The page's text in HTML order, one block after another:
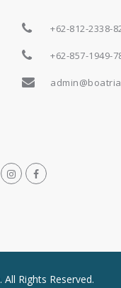
+62-812-2338-
+62-857-1949-
Rights Reserved.